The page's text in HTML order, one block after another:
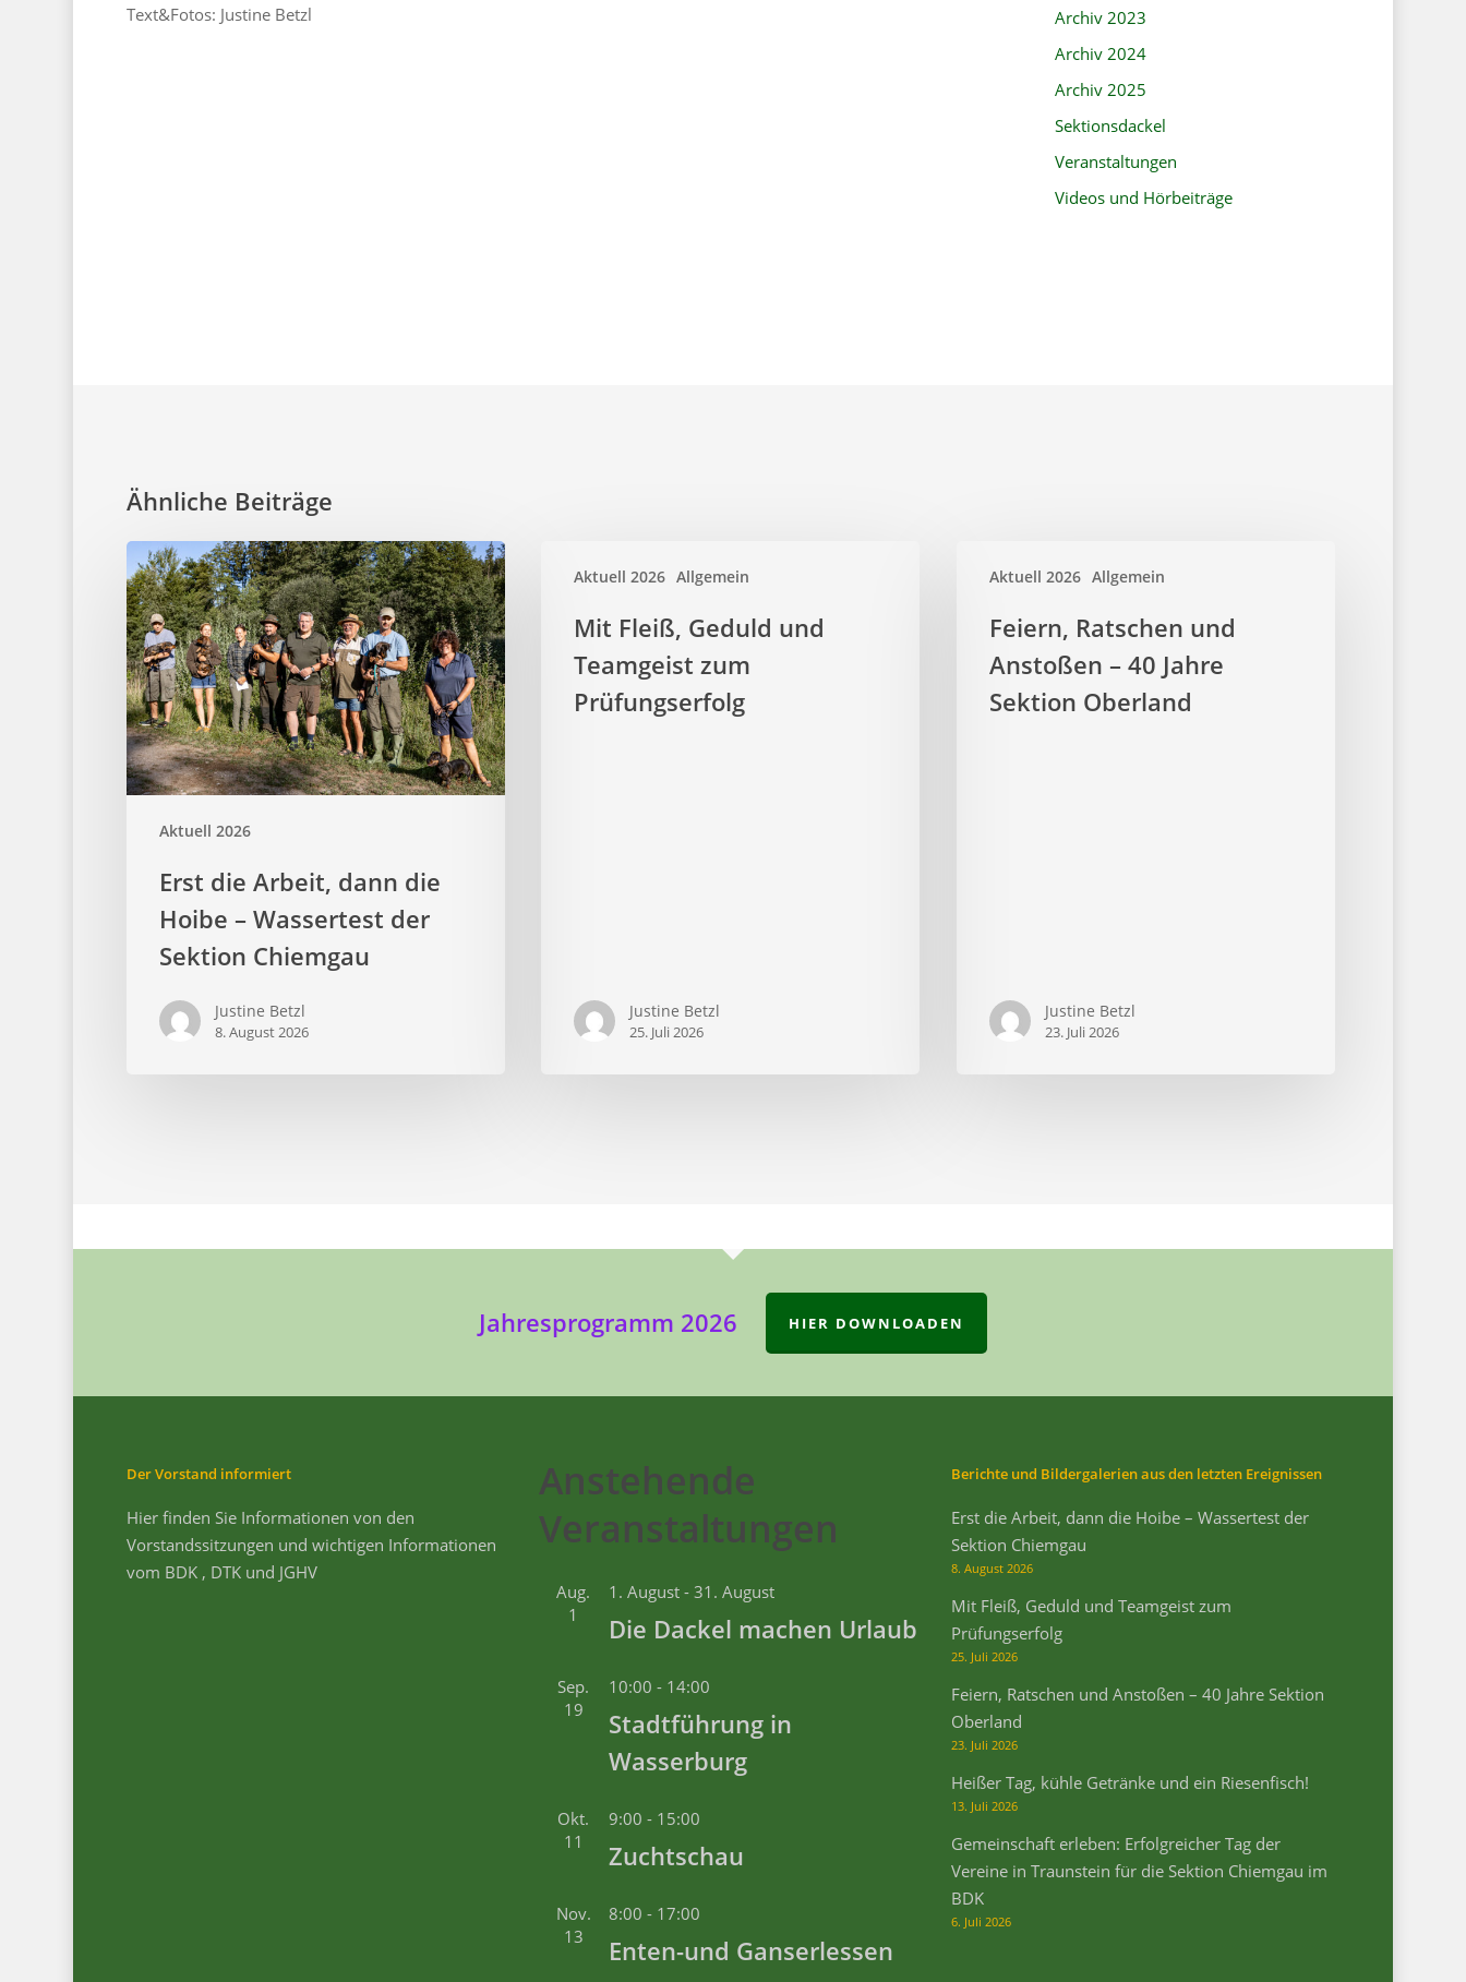
Text&Fotos: Justine Betzl
Archiv 2023
Archiv 2024
Archiv 2025
Sektionsdackel
Veranstaltungen
Videos und Hörbeiträge
Ähnliche Beiträge
Aktuell 2026
Erst die Arbeit, dann die
Hoibe – Wassertest der
Sektion Chiemgau
Justine Betzl
8. August 2026
Aktuell 2026 Allgemein
Mit Fleiß, Geduld und
Teamgeist zum
Prüfungserfolg
Justine Betzl
25. Juli 2026
Aktuell 2026 Allgemein
Feiern, Ratschen und
Anstoßen – 40 Jahre
Sektion Oberland
Justine Betzl
23. Juli 2026
Jahresprogramm 2026 HIER DOWNLOADEN
Der Vorstand informiert
Hier finden Sie Informationen von den
Vorstandssitzungen und wichtigen Informationen
vom BDK , DTK und JGHV
Anstehende
Veranstaltungen
Aug.
1
1. August- 31. August
Die Dackel machen Urlaub
Sep.
19
10:00 - 14:00
Stadtführung in
Wasserburg
Okt.
11
9:00 - 15:00
Zuchtschau
Nov.
13
8:00 - 17:00
Enten-und Ganserlessen
Berichte und Bildergalerien aus den letzten Ereignissen
Erst die Arbeit, dann die Hoibe – Wassertest der
Sektion Chiemgau
8. August 2026
Mit Fleiß, Geduld und Teamgeist zum
Prüfungserfolg
25. Juli 2026
Feiern, Ratschen und Anstoßen – 40 Jahre Sektion
Oberland
23. Juli 2026
Heißer Tag, kühle Getränke und ein Riesenfisch!
13. Juli 2026
Gemeinschaft erleben: Erfolgreicher Tag der
Vereine in Traunstein für die Sektion Chiemgau im
BDK
6. Juli 2026